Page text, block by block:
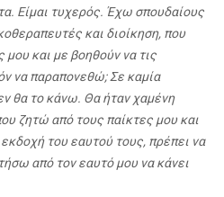
Είμαι τυχερός. Έχω σπουδαίους
και διοίκηση, που
μου και με βοηθούν να τις
να παραπονεθώ; Σε καμία
θα το κάνω. Θα ήταν χαμένη
ζητώ από τους παίκτες μου και
του εαυτού τους, πρέπει να
από τον εαυτό μου να κάνει